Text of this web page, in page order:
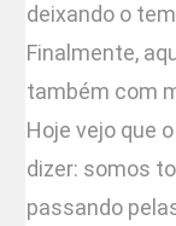
deixando o
Finalmente,
também com
Hoje vejo que
dizer: somos
passando